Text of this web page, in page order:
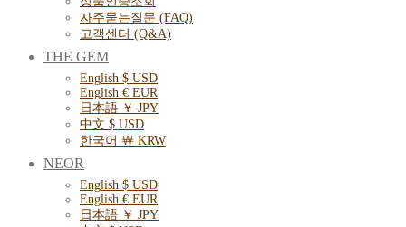
자주묻는질문 (FAQ)
고객센터 (Q&A)
THE GEM
English $ USD
English € EUR
日本語 ￥ JPY
中文 $ USD
한국어 ￦ KRW
NEOR
English $ USD
English € EUR
日本語 ￥ JPY